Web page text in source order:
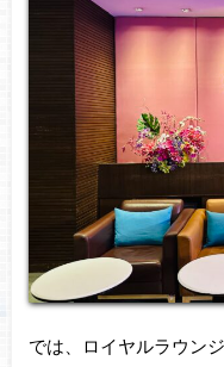
では、ロイヤルラウン